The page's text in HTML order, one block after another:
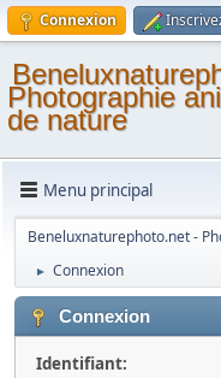
Connexion
Photographie
de nature
Menu principal
Beneluxnaturephoto.net -
► Connexion
Connexion
Identifiant: